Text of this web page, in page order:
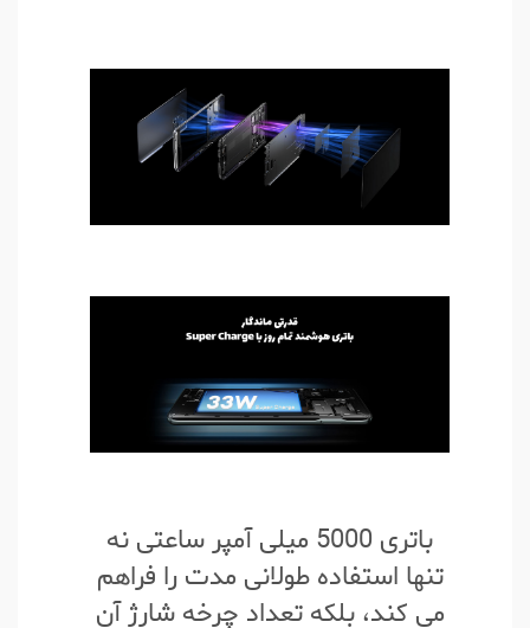
باتری 5000 میلی آمپر ساعتی نه
تنها استفاده طولانی مدت را فراهم
می کند، بلکه تعداد چرخه شارژ آن